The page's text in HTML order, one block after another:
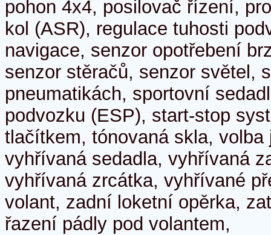
pohon 4x4, posilovač řízení,
kol (ASR), regulace tuhosti
navigace, senzor opotřebení
senzor stěračů, senzor světel,
pneumatikách, sportovní
podvozku (ESP), start-stop
tlačítkem, tónovaná skla,
vyhřívaná sedadla, vyhřívaná
vyhřívaná zrcátka, vyhřívané
volant, zadní loketní opěrka,
řazení pádly pod volantem,